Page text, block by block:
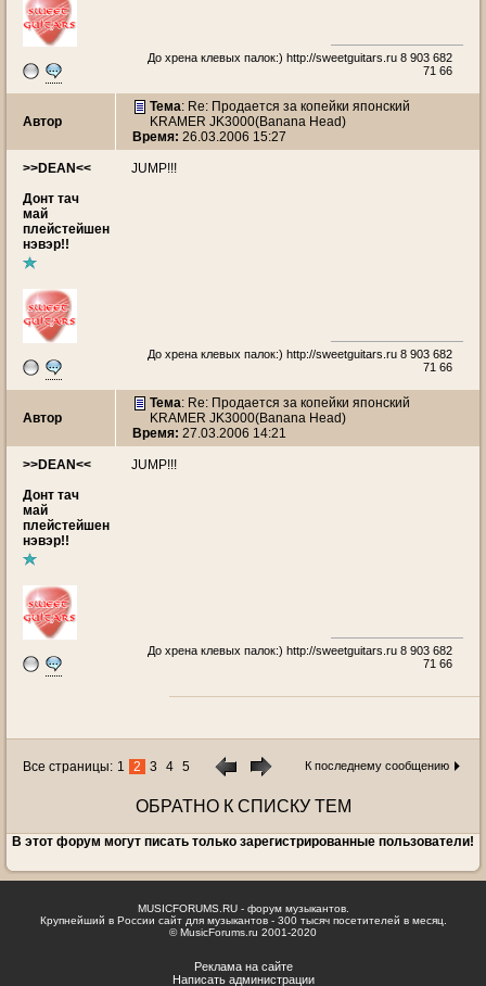
До хрена клевых палок:) http://sweetguitars.ru 8 903 682
71 66
Автор
Тема: Re: Продается за копейки японский
KRAMER JK3000(Banana Head)
Время: 26.03.2006 15:27
>>DEAN<<
Донт тач
май
плейстейшен
нэвэр!!
JUMP!!!
До хрена клевых палок:) http://sweetguitars.ru 8 903 682
71 66
Автор
Тема: Re: Продается за копейки японский
KRAMER JK3000(Banana Head)
Время: 27.03.2006 14:21
>>DEAN<<
Донт тач
май
плейстейшен
нэвэр!!
JUMP!!!
До хрена клевых палок:) http://sweetguitars.ru 8 903 682
71 66
Все страницы: 1 2 3 4 5 К последнему сообщению
ОБРАТНО К СПИСКУ ТЕМ
В этот форум могут писать только зарегистрированные пользователи!
MUSICFORUMS.RU - форум музыкантов.
Крупнейший в России сайт для музыкантов - 300 тысяч посетителей в месяц.
© MusicForums.ru 2001-2020
Реклама на сайте
Написать администрации